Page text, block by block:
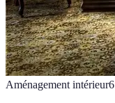
Aménagement intérieur6